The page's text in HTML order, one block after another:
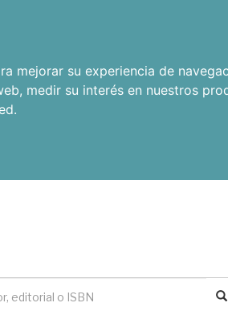
mejorar su experiencia de
, medir su interés en nuestros
.